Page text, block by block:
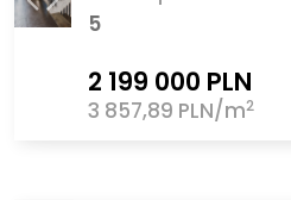
5
2 199 000 PLN
3 857,89 PLN/m2